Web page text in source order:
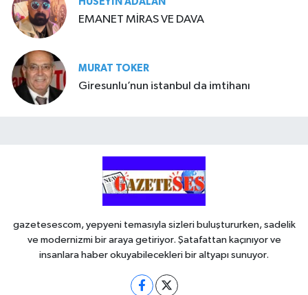
EMANET MİRAS VE DAVA
MURAT TOKER
Giresunlu’nun istanbul da imtihanı
gazetesescom, yepyeni temasıyla sizleri buluştururken, sadelik
ve modernizmi bir araya getiriyor. Şatafattan kaçınıyor ve
insanlara haber okuyabilecekleri bir altyapı sunuyor.